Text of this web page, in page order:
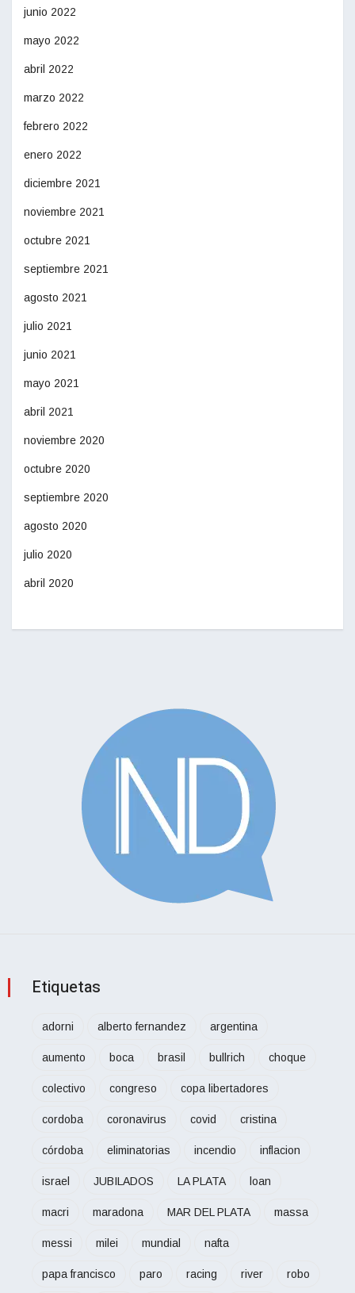
junio 2022
mayo 2022
abril 2022
marzo 2022
febrero 2022
enero 2022
diciembre 2021
noviembre 2021
octubre 2021
septiembre 2021
agosto 2021
julio 2021
junio 2021
mayo 2021
abril 2021
noviembre 2020
octubre 2020
septiembre 2020
agosto 2020
julio 2020
abril 2020
Etiquetas
adorni alberto fernandez argentina
aumento boca brasil bullrich choque
colectivo congreso copa libertadores
cordoba coronavirus covid cristina
córdoba eliminatorias incendio inflacion
israel JUBILADOS LA PLATA loan
macri maradona MAR DEL PLATA massa
messi milei mundial nafta
papa francisco paro racing river robo